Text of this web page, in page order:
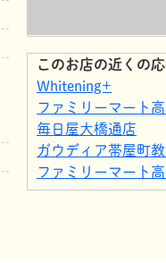
このお店の近くの
Whitening+
ファミリーマート
毎日屋大橋通店
ガウディア帯屋町
ファミリーマート
ファミリーマート